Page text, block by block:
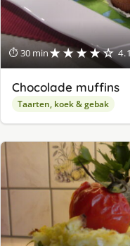
⏱ 30 min★★★★☆
Chocolade muffins
Taarten, koek & gebak